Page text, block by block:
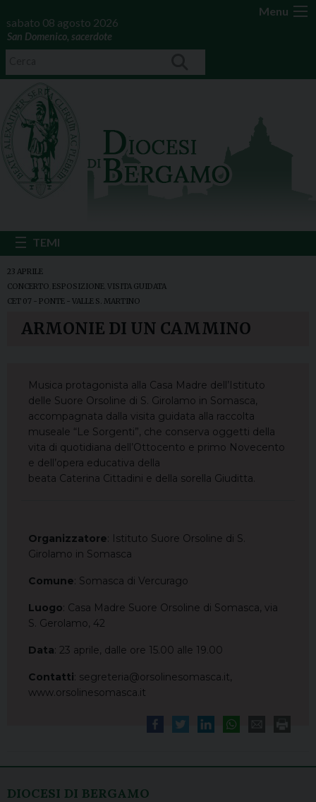
Menu
sabato 08 agosto 2026
San Domenico, sacerdote
23 APRILE
CONCERTO ESPOSIZIONE VISITA GUIDATA
CET 07 - PONTE - VALLE S. MARTINO
ARMONIE DI UN CAMMINO
Musica protagonista alla Casa Madre dell’Istituto
delle Suore Orsoline di S. Girolamo in Somasca,
accompagnata dalla visita guidata alla raccolta
museale “Le Sorgenti”, che conserva oggetti della
vita di quotidiana dell’Ottocento e primo Novecento
e dell’opera educativa della
beata Caterina Cittadini e della sorella Giuditta.
Organizzatore: Istituto Suore Orsoline di S.
Girolamo in Somasca
Comune: Somasca di Vercurago
Luogo: Casa Madre Suore Orsoline di Somasca, via
S. Gerolamo, 42
Data: 23 aprile, dalle ore 15.00 alle 19.00
Contatti: segreteria@orsolinesomasca.it,
www.orsolinesomasca.it
DIOCESI DI BERGAMO